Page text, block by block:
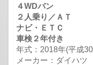
４WDバン
２人乗り／ＡＴ
ナビ・ＥＴＣ
車検２年付き
年式：2018年(平成
メーカー：ダイハツ